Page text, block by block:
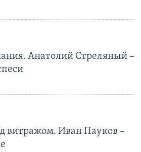
Анатолий Стреляный –
витражом. Иван Пауков –